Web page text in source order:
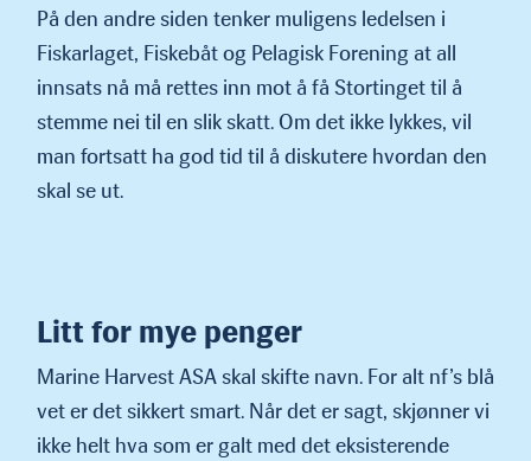
På den andre siden tenker muligens ledelsen i
Fiskarlaget, Fiskebåt og Pelagisk Forening at all
innsats nå må rettes inn mot å få Stortinget til å
stemme nei til en slik skatt. Om det ikke lykkes, vil
man fortsatt ha god tid til å diskutere hvordan den
skal se ut.
Litt for mye penger
Marine Harvest ASA skal skifte navn. For alt nf’s blå
vet er det sikkert smart. Når det er sagt, skjønner vi
ikke helt hva som er galt med det eksisterende